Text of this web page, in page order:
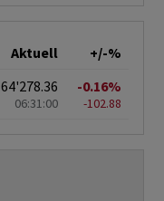
Aktuell
+/-%
64'278.36
06:31:00
-0.16%
-102.88